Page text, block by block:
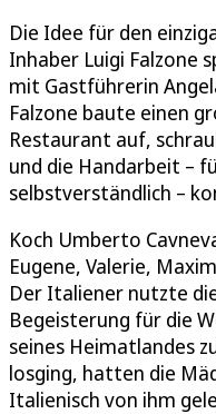
Die Idee für den
Inhaber Luigi Falzone
mit Gastführerin
Falzone baute einen
Restaurant auf,
und die Handarbeit –
selbstverständlich –
Koch Umberto
Eugene, Valerie,
Der Italiener nutzte
Begeisterung für die
seines Heimatlandes
losging, hatten die
Italienisch von ihm